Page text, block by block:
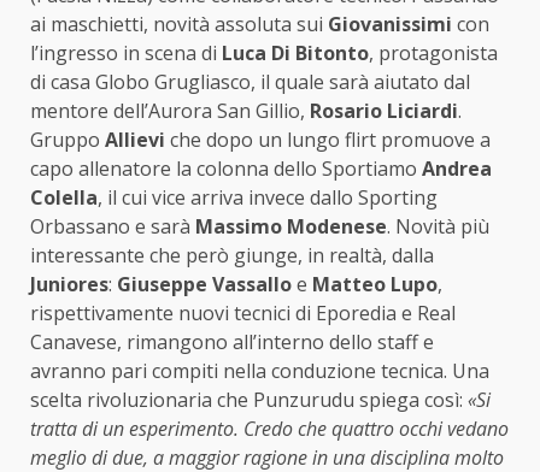
ai maschietti, novità assoluta sui Giovanissimi con
l’ingresso in scena di Luca Di Bitonto, protagonista
di casa Globo Grugliasco, il quale sarà aiutato dal
mentore dell’Aurora San Gillio, Rosario Liciardi.
Gruppo Allievi che dopo un lungo flirt promuove a
capo allenatore la colonna dello Sportiamo Andrea
Colella, il cui vice arriva invece dallo Sporting
Orbassano e sarà Massimo Modenese. Novità più
interessante che però giunge, in realtà, dalla
Juniores: Giuseppe Vassalloe Matteo Lupo,
rispettivamente nuovi tecnici di Eporedia e Real
Canavese, rimangono all’interno dello staff e
avranno pari compiti nella conduzione tecnica. Una
scelta rivoluzionaria che Punzurudu spiega così: «Si
tratta di un esperimento. Credo che quattro occhi vedano
meglio di due, a maggior ragione in una disciplina molto